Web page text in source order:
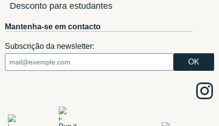
Desconto para estudantes
Mantenha-se em contacto
Subscrição da newsletter: